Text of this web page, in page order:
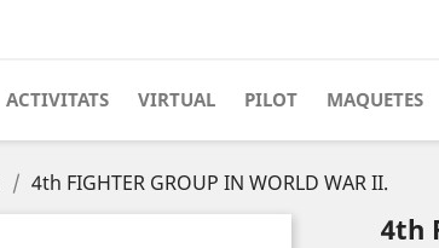
ACTIVITATS VIRTUAL PILOT MAQUETES
4th FIGHTER GROUP IN WORLD WAR II.
4th